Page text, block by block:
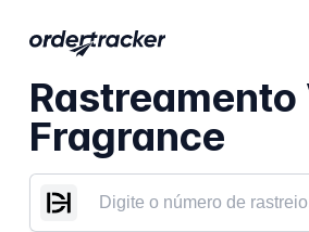
Rastreamento
Fragrance